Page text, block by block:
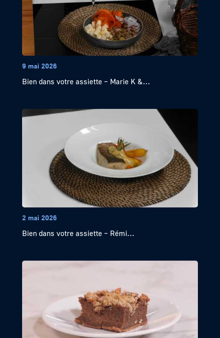
9 mai 2026
Bien dans votre assiette – Marie K &...
2 mai 2026
Bien dans votre assiette – Rémi...